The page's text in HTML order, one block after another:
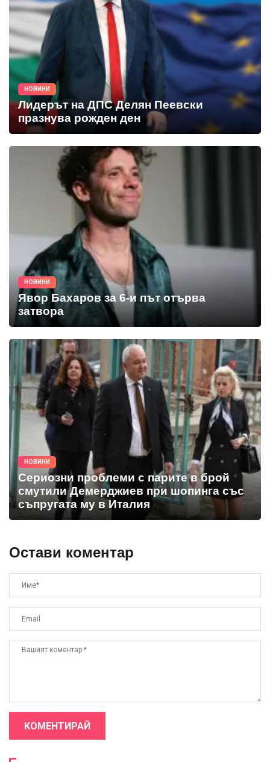
НОВИНИ
Лидерът на ДПС Делян Пеевски
празнува рожден ден
НОВИНИ
Явор Бахаров за 6-и път отърва
затвора
НОВИНИ
Сериозни проблеми с парите в брой
смутили Демерджиев при шопинга със
съпругата му в Италия
Остави коментар
КОМЕНТИРАЙ